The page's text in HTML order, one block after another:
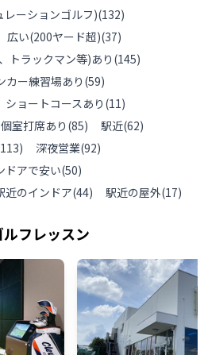
レーションゴルフ)(132)
広い(200ヤード超)(37)
トラックマン等)あり (145)
カー練習場あり (59)
ショートコースあり (11)
個室打席あり (85) 駅近(62)
113) 深夜営業(92)
ドアで安い(50)
近のインドア(44) 駅近の屋外(17)
フレッスン